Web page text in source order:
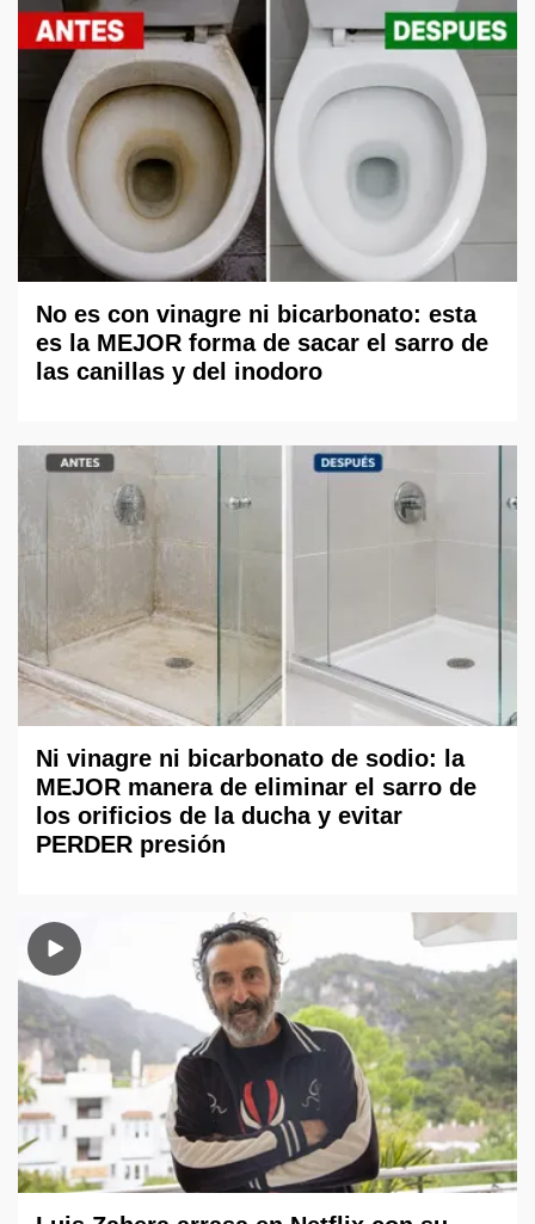
No es con vinagre ni bicarbonato: esta
es la MEJOR forma de sacar el sarro de
las canillas y del inodoro
Ni vinagre ni bicarbonato de sodio: la
MEJOR manera de eliminar el sarro de
los orificios de la ducha y evitar
PERDER presión